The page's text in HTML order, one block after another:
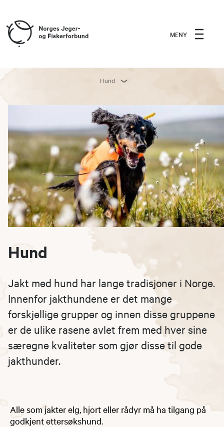
MENY
Hund
Hund
Jakt med hund har lange tradisjoner i Norge.
Innenfor jakthundene er det mange
forskjellige grupper og innen disse gruppene
er de ulike rasene avlet frem med hver sine
særegne kvaliteter som gjør disse til gode
jakthunder.
Alle som jakter elg, hjort eller rådyr må ha tilgang på
godkjent ettersøkshund.